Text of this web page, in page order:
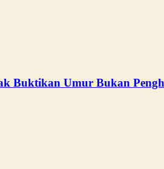
Buktikan Umur Bukan